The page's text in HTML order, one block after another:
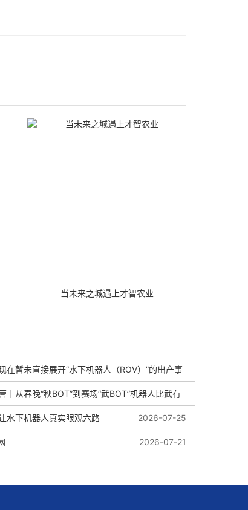
当未来之城遇上才智农业
在暂未直接展开“水下机器人（ROV）”的出产事
2026-08-01
｜从春晚“秧BOT”到赛场“武BOT”机器人比武有
2026-07-27
水下机器人真实眼观六路 2026-07-25
2026-07-21